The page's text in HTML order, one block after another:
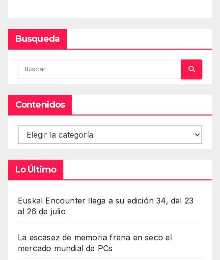
Busqueda
Contenidos
Contenidos
Lo Último
Euskal Encounter llega a su edición 34, del 23
al 26 de julio
La escasez de memoria frena en seco el
mercado mundial de PCs